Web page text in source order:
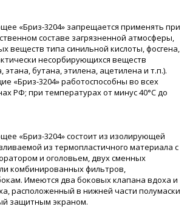
«Бриз-3204» запрещается применять при
составе загрязненной атмосферы,
веществ типа синильной кислоты, фосгена,
несорбирующихся веществ
бутана, этилена, ацетилена и т.п.).
«Бриз-3204» работоспособны во всех
РФ; при температурах от минус 40°С до
«Бриз-3204» состоит из изолирующей
из термопластичного материала с
и оголовьем, двух сменных
комбинированных фильтров,
Имеются два боковых клапана вдоха и
расположенный в нижней части полумаски
защитным экраном.